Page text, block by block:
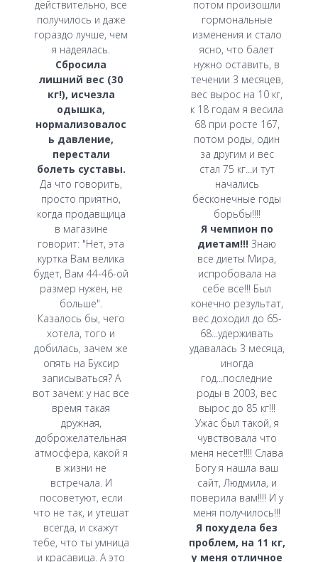
действительно, все
получилось и даже
гораздо лучше, чем
я надеялась.
Сбросила
лишний вес (30
кг!), исчезла
одышка,
нормализовалос
ь давление,
перестали
болеть суставы.
Да что говорить,
просто приятно,
когда продавщица
в магазине
говорит: "Нет, эта
куртка Вам велика
будет, Вам 44-46-ой
размер нужен, не
больше".
Казалось бы, чего
хотела, того и
добилась, зачем же
опять на Буксир
записываться? А
вот зачем: у нас все
время такая
дружная,
доброжелательная
атмосфера, какой я
в жизни не
встречала. И
посоветуют, если
что не так, и утешат
всегда, и скажут
тебе, что ты умница
и красавица. А это
потом произошли
гормональные
изменения и стало
ясно, что балет
нужно оставить, в
течении 3 месяцев,
вес вырос на 10 кг,
к 18 годам я весила
68 при росте 167,
потом роды, один
за другим и вес
стал 75 кг...и тут
начались
бесконечные годы
борьбы!!!!
Я чемпион по
диетам!!!Знаю
все диеты Мира,
испробовала на
себе все!!! Был
конечно результат,
вес доходил до 65-
68...удерживать
удавалась 3 месяца,
иногда
год...последние
роды в 2003, вес
вырос до 85 кг!!!
Ужас был такой, я
чувствовала что
меня несет!!!! Слава
Богу я нашла ваш
сайт, Людмила, и
поверила вам!!!! И у
меня получилось!!!
Я похудела без
проблем, на 11 кг,
у меня отличное